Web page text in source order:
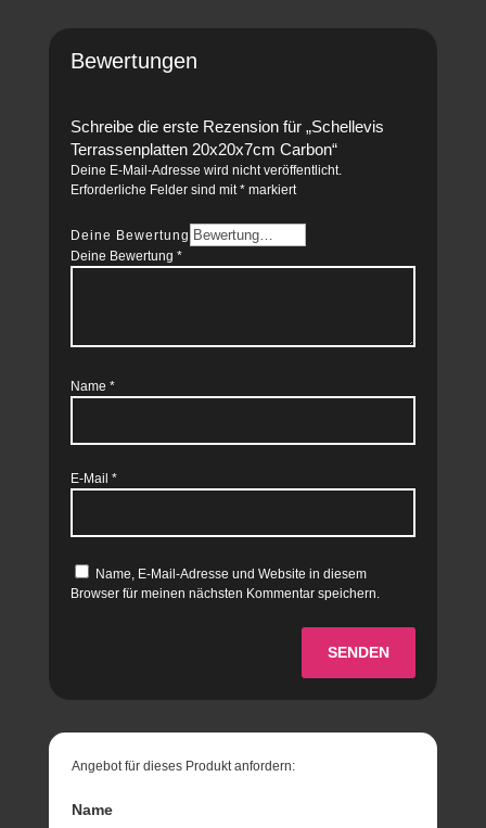
Bewertungen
Schreibe die erste Rezension für „Schellevis
Terrassenplatten 20x20x7cm Carbon“
Deine E-Mail-Adresse wird nicht veröffentlicht.
Erforderliche Felder sind mit*markiert
Deine Bewertung
Deine Bewertung *
Name *
E-Mail *
Name, E-Mail-Adresse und Website in diesem
Browser für meinen nächsten Kommentar speichern.
SENDEN
Angebot für dieses Produkt anfordern:
Name